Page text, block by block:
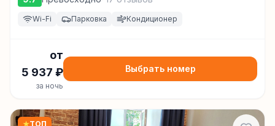
Wi-Fi Парковка Кондиционер
от
5 937 ₽
за ночь
Выбрать номер
★ТОП